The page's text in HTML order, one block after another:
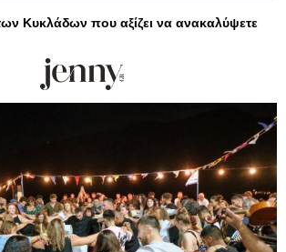
Κυκλάδων που αξίζει να ανακαλύψετε